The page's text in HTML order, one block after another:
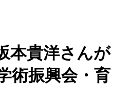
本貴洋さんが
術振興会・育